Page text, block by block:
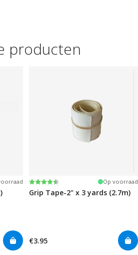
producten
Beoordeling:
4.5 uit 5 sterren Op voorraad
Grip Tape-2" x 3 yards (2.7m)
€3.95